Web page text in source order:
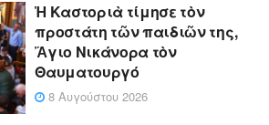
Ἡ Καστοριὰ τίμησε τὸν
προστάτη τῶν παιδιῶν της,
Ἅγιο Νικάνορα τὸν
Θαυματουργό
8 Αυγούστου 2026